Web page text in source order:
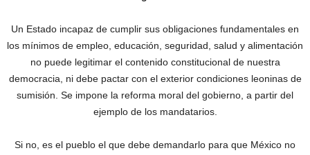
Un Estado incapaz de cumplir sus obligaciones fundamentales en
los mínimos de empleo, educación, seguridad, salud y alimentación
no puede legitimar el contenido constitucional de nuestra
democracia, ni debe pactar con el exterior condiciones leoninas de
sumisión. Se impone la reforma moral del gobierno, a partir del
ejemplo de los mandatarios.
Si no, es el pueblo el que debe demandarlo para que México no